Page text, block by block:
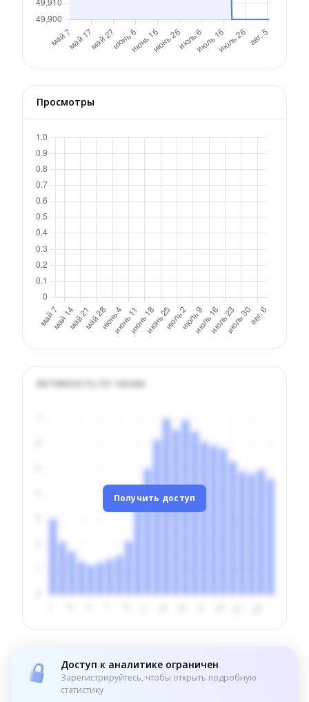
Просмотры
Активность по часам
Получить доступ
Доступ к аналитике ограничен
Зарегистрируйтесь, чтобы открыть подробную
статистику